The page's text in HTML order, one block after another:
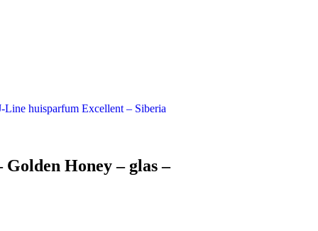
Line huisparfum Excellent – Siberia
Honey – glas –